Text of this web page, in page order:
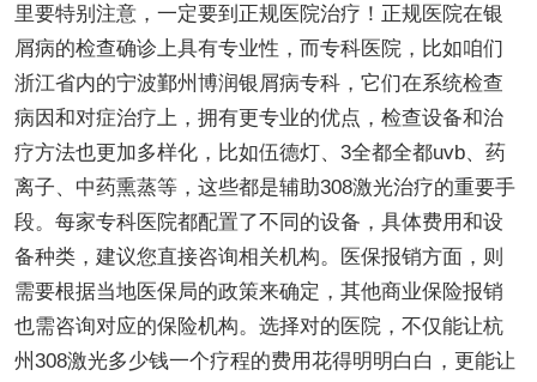
里要特别注意，一定要到正规医院治疗！正规医院在银
屑病的检查确诊上具有专业性，而专科医院，比如咱们
浙江省内的宁波鄞州博润银屑病专科，它们在系统检查
病因和对症治疗上，拥有更专业的优点，检查设备和治
疗方法也更加多样化，比如伍德灯、3全都全都uvb、药
离子、中药熏蒸等，这些都是辅助308激光治疗的重要手
段。每家专科医院都配置了不同的设备，具体费用和设
备种类，建议您直接咨询相关机构。医保报销方面，则
需要根据当地医保局的政策来确定，其他商业保险报销
也需咨询对应的保险机构。选择对的医院，不仅能让杭
州308激光多少钱一个疗程的费用花得明明白白，更能让